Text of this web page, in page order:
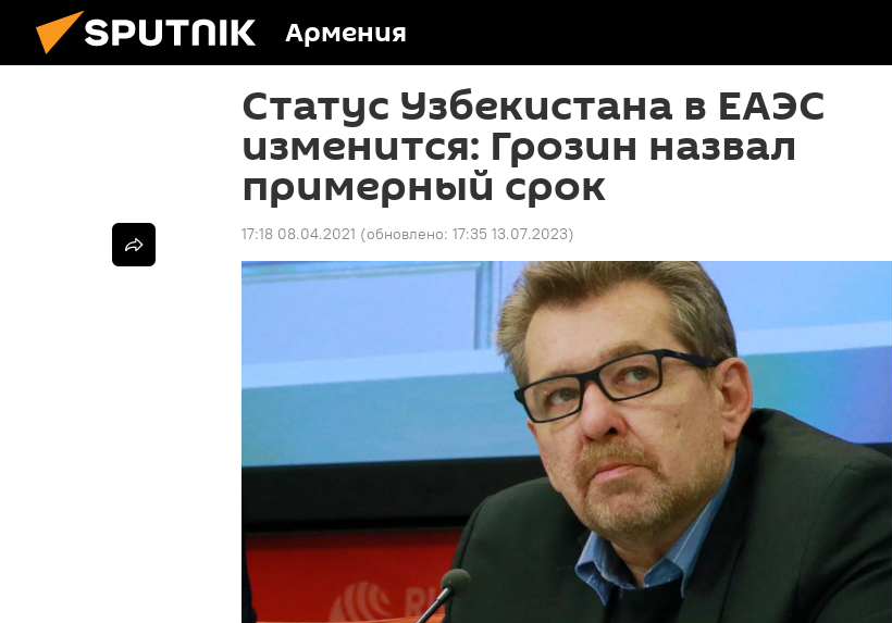
Армения
Статус Узбекистана в ЕАЭС
изменится: Грозин назвал
примерный срок
17:18 08.04.2021 (обновлено: 17:35 13.07.2023)